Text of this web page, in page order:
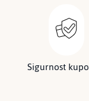
Sigurnost